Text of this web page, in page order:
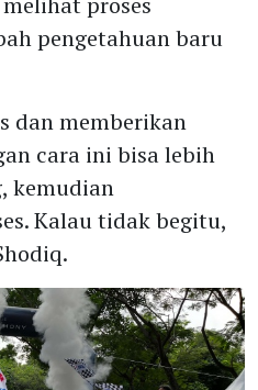
pengetahuan baru
dan memberikan
cara ini bisa lebih
kemudian
Kalau tidak begitu,